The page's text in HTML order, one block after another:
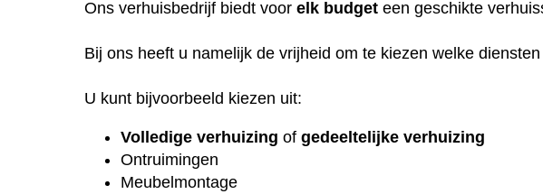
Ons verhuisbedrijf biedt voorelk budget een geschikte
Bij ons heeft u namelijk de vrijheid om te kiezen welke
U kunt bijvoorbeeld kiezen uit:
Volledige verhuizing ofgedeeltelijke verhuizing
Ontruimingen
Meubelmontage